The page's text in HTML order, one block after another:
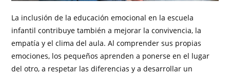
La inclusión de la educación emocional en la escuela
infantil contribuye también a mejorar la convivencia, la
empatía y el clima del aula. Al comprender sus propias
emociones, los pequeños aprenden a ponerse en el lugar
del otro, a respetar las diferencias y a desarrollar un